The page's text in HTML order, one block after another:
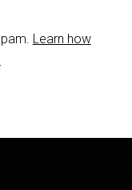
Learn how